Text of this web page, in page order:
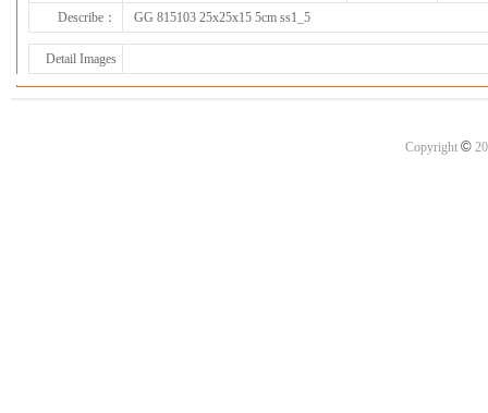
Describe：
GG 815103 25x25x15 5cm ss1_5
Detail Images
Copyright ©